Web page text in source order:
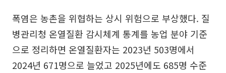
폭염은 농촌을 위협하는 상시 위험으로 부상했다. 질
병관리청 온열질환 감시체계 통계를 농업 분야 기준
으로 정리하면 온열질환자는 2023년 503명에서
2024년 671명으로 늘었고 2025년에도 685명 수준